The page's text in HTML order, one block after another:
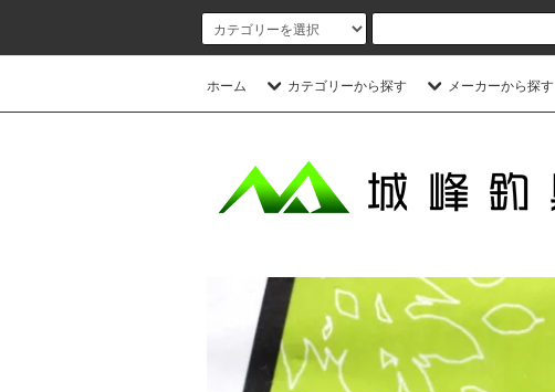
ホーム カテゴリーから探す メーカーから探す